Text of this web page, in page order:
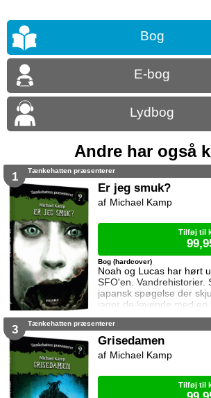
Bog
E-bog
Lydbog
Andre har også
1 Tænkehatten præsenterer
Er jeg smuk?
Noah og Lucas har hørt
SFO'en. Vandrehistorier.
japansk spøgelse der
jager de levende med
findes da ikke. Gør de?
Præsenterer er en serie
Tænkehatten og forfatter
Bog (hardcover)
Michael Kamp
Tilføj til
3 Tænkehatten præsenterer
Grisedamen
Michael Kamp
Tilføj til